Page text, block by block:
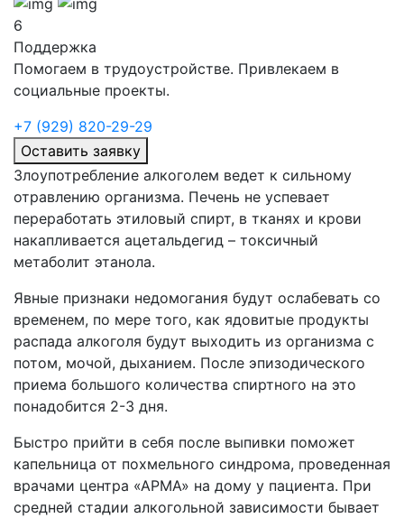
6
Поддержка
Помогаем в трудоустройстве. Привлекаем в
социальные проекты.
+7 (929) 820-29-29
Оставить заявку
Злоупотребление алкоголем ведет к сильному
отравлению организма. Печень не успевает
переработать этиловый спирт, в тканях и крови
накапливается ацетальдегид – токсичный
метаболит этанола.
Явные признаки недомогания будут ослабевать со
временем, по мере того, как ядовитые продукты
распада алкоголя будут выходить из организма с
потом, мочой, дыханием. После эпизодического
приема большого количества спиртного на это
понадобится 2-3 дня.
Быстро прийти в себя после выпивки поможет
капельница от похмельного синдрома, проведенная
врачами центра «АРМА» на дому у пациента. При
средней стадии алкогольной зависимости бывает